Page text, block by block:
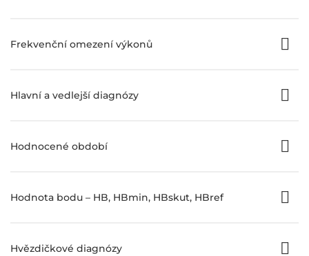
Frekvenční omezení výkonů
Hlavní a vedlejší diagnózy
Hodnocené období
Hodnota bodu – HB, HBmin, HBskut, HBref
Hvězdičkové diagnózy